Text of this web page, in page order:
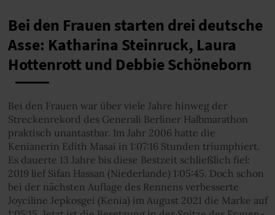
Bei den Frauen starten drei deutsche
Asse: Katharina Steinruck, Laura
Hottenrott und Debbie Schöneborn
Bei den Frauen war über viele Jahre hinweg der
Streckenrekord des Generali Berliner Halbmarathon
praktisch unantastbar. Im Jahr 2006 hatte die
Kenianerin Edith Masai in 1:07:16 Stunden triumphiert.
Es dauerte 13 Jahre bis diese Bestzeit schließlich fiel:
2019 lief Sifan Hassan (Niederlande) 1:05:45. Doch schon
bei der nächsten Auflage des Rennens verbesserte
Joyciline Jepkosgei (Kenia) im August 2021 die Marke auf